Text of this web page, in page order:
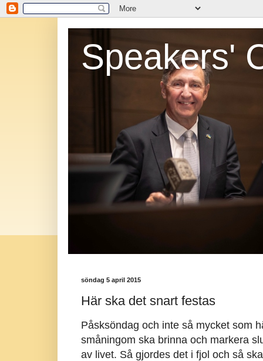
Speakers'
söndag 5 april 2015
Här ska det snart festas
Påsksöndag och inte så mycket som
småningom ska brinna och markera
av livet. Så gjordes det i fjol och så